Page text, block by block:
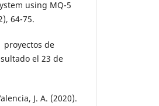
using MQ-5
64-75.
proyectos de
el 23 de
J. A. (2020).